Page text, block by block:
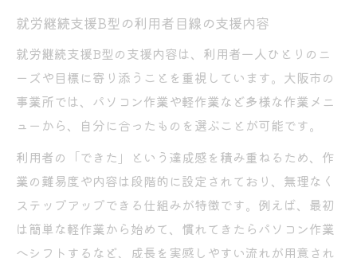
就労継続支援B型の利用者目線の支援内容
就労継続支援B型の支援内容は、利用者一人ひとりのニ
ーズや目標に寄り添うことを重視しています。大阪市の
事業所では、パソコン作業や軽作業など多様な作業メニ
ューから、自分に合ったものを選ぶことが可能です。
利用者の「できた」という達成感を積み重ねるため、作
業の難易度や内容は段階的に設定されており、無理なく
ステップアップできる仕組みが特徴です。例えば、最初
は簡単な軽作業から始めて、慣れてきたらパソコン作業
へシフトするなど、成長を実感しやすい流れが用意され